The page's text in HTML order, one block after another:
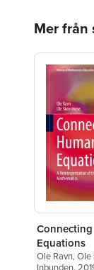
Mer från
Equations
Ole Ravn,Ole
Inbunden,